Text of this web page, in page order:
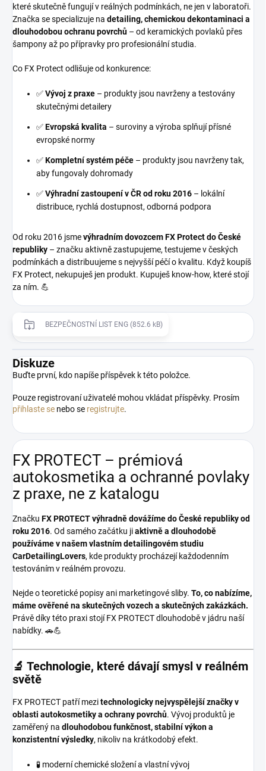
které skutečně fungují v reálných podmínkách, ne jen v laboratoři.
Značka se specializuje na detailing, chemickou dekontaminaci a
dlouhodobou ochranu povrchů – od keramických povlaků přes
šampony až po přípravky pro profesionální studia.
Co FX Protect odlišuje od konkurence:
✅Vývoj z praxe – produkty jsou navrženy a testovány
skutečnými detailery
✅Evropská kvalita – suroviny a výroba splňují přísné
evropské normy
✅Kompletní systém péče – produkty jsou navrženy tak,
aby fungovaly dohromady
✅Výhradní zastoupení v ČR od roku 2016 – lokální
distribuce, rychlá dostupnost, odborná podpora
Od roku 2016 jsmevýhradním dovozcem FX Protect do České
republiky – značku aktivně zastupujeme, testujeme v českých
podmínkách a distribuujeme s nejvyšší péčí o kvalitu. Když koupíš
FX Protect, nekupuješ jen produkt. Kupuješ know-how, které stojí
za ním. 💪
BEZPEČNOSTNÍ LIST ENG (852.6 kB)
Diskuze
Buďte první, kdo napíše příspěvek k této položce.
Pouze registrovaní uživatelé mohou vkládat příspěvky. Prosím
přihlaste se nebo se registrujte.
FX PROTECT – prémiová
autokosmetika a ochranné povlaky
z praxe, ne z katalogu
Značku FX PROTECTvýhradně dovážíme do České republiky od
roku 2016. Od samého začátku jiaktivně a dlouhodobě
používáme v našem vlastním detailingovém studiu
CarDetailingLovers, kde produkty procházejí každodenním
testováním v reálném provozu.
Nejde o teoretické popisy ani marketingové sliby. To, co nabízíme,
máme ověřené na skutečných vozech a skutečných zakázkách.
Právě díky této praxi stojí FX PROTECT dlouhodobě v jádru naší
nabídky. 🚗💪
🔬 Technologie, které dávají smysl v reálném
světě
FX PROTECT patří mezitechnologicky nejvyspělejší značky v
oblasti autokosmetiky a ochrany povrchů. Vývoj produktů je
zaměřený na dlouhodobou funkčnost, stabilní výkon a
konzistentní výsledky, nikoliv na krátkodobý efekt.
🧪 moderní chemické složení a vlastní vývoj